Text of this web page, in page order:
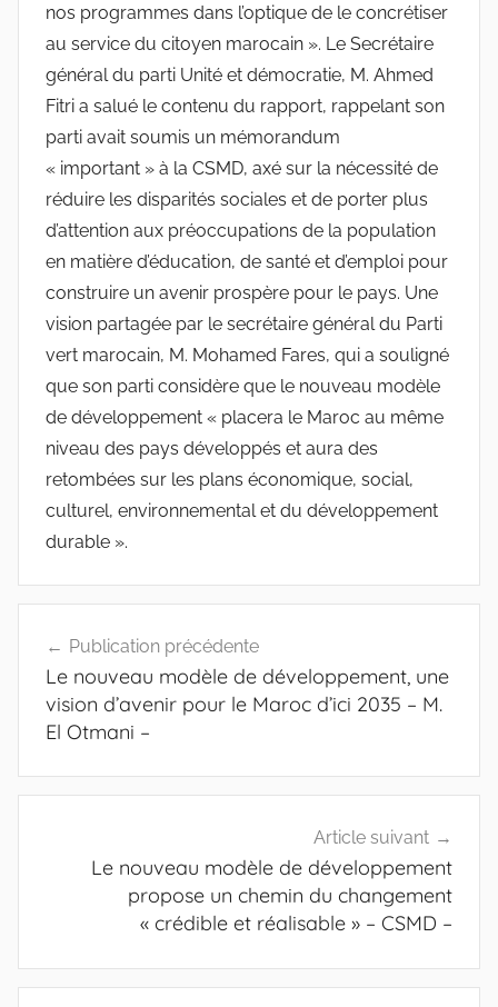
nos programmes dans l’optique de le concrétiser
au service du citoyen marocain ». Le Secrétaire
général du parti Unité et démocratie, M. Ahmed
Fitri a salué le contenu du rapport, rappelant son
parti avait soumis un mémorandum
« important » à la CSMD, axé sur la nécessité de
réduire les disparités sociales et de porter plus
d’attention aux préoccupations de la population
en matière d’éducation, de santé et d’emploi pour
construire un avenir prospère pour le pays. Une
vision partagée par le secrétaire général du Parti
vert marocain, M. Mohamed Fares, qui a souligné
que son parti considère que le nouveau modèle
de développement « placera le Maroc au même
niveau des pays développés et aura des
retombées sur les plans économique, social,
culturel, environnemental et du développement
durable ».
de
l’article
Publication précédente
Le nouveau modèle de développement, une
vision d’avenir pour le Maroc d’ici 2035 – M.
El Otmani –
Article suivant
Le nouveau modèle de développement
propose un chemin du changement
« crédible et réalisable » – CSMD –